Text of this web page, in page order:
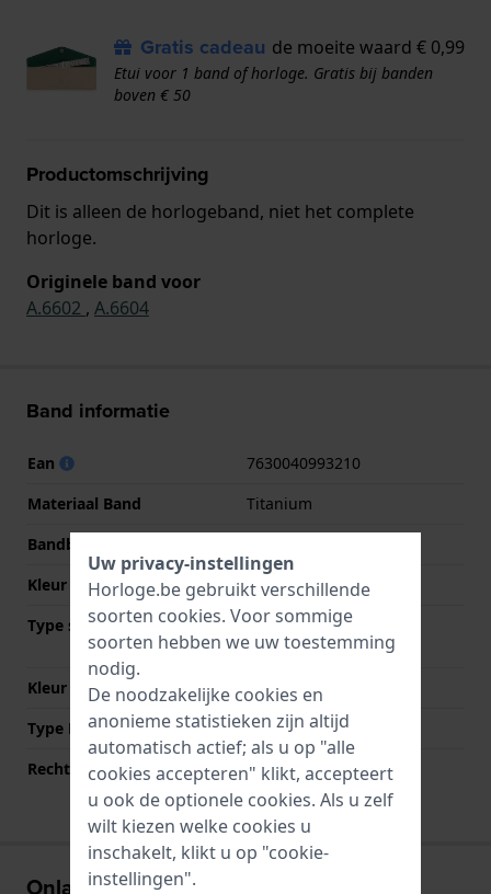
Gratis cadeau de moeite waard € 0,99
Etui voor 1 band of horloge. Gratis bij banden
boven € 50
Productomschrijving
Dit is alleen de horlogeband, niet het complete
horloge.
Originele band voor
A.6602 , A.6604
Band informatie
Ean
7630040993210
Materiaal Band
Titanium
Bandbreedte
Kleur Band
Zilver
Type sluiting
Vouwsluiting met
veiligheidsklep
Kleur sluiting
Zilver
Type Bevestiging
Bandpennen
Rechte aanzet
Nee
Onlangs bekeken
Uw privacy-instellingen
Horloge.be gebruikt verschillende
soorten cookies. Voor sommige
soorten hebben we uw toestemming
nodig.
De noodzakelijke cookies en
anonieme statistieken zijn altijd
automatisch actief; als u op "alle
cookies accepteren" klikt, accepteert
u ook de optionele cookies. Als u zelf
wilt kiezen welke cookies u
inschakelt, klikt u op "cookie-
instellingen".